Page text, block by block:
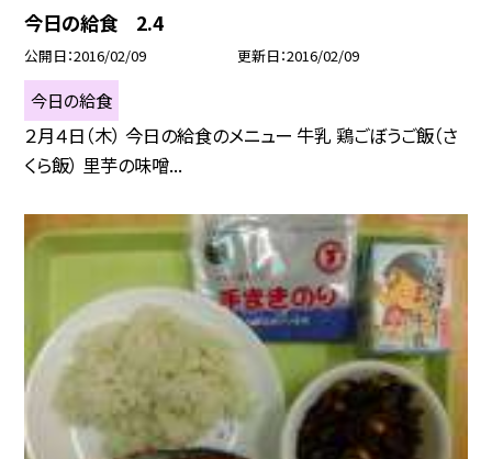
今日の給食 2.4
公開日 2016/02/09 更新日 2016/02/09
今日の給食
２月４日（木） 今日の給食のメニュー 牛乳 鶏ごぼうご飯（さ
くら飯） 里芋の味噌...